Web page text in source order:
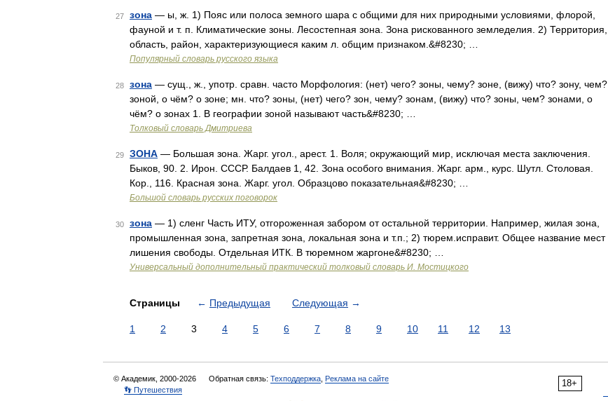
27 зона — ы, ж. 1) Пояс или полоса земного шара с общими для них природными условиями, флорой,
фауной и т. п. Климатические зоны. Лесостепная зона. Зона рискованного земледелия. 2) Территория,
область, район, характеризующиеся каким л. общим признаком.&#8230; …
Популярный словарь русского языка
28 зона — сущ., ж., употр. сравн. часто Морфология: (нет) чего? зоны, чему? зоне, (вижу) что? зону, чем?
зоной, о чём? о зоне; мн. что? зоны, (нет) чего? зон, чему? зонам, (вижу) что? зоны, чем? зонами, о
чём? о зонах 1. В географии зоной называют часть&#8230; …
Толковый словарь Дмитриева
29 ЗОНА — Большая зона. Жарг. угол., арест. 1. Воля; окружающий мир, исключая места заключения.
Быков, 90. 2. Ирон. СССР. Балдаев 1, 42. Зона особого внимания. Жарг. арм., курс. Шутл. Столовая.
Кор., 116. Красная зона. Жарг. угол. Образцово показательная&#8230; …
Большой словарь русских поговорок
30 зона — 1) сленг Часть ИТУ, отгороженная забором от остальной территории. Например, жилая зона,
промышленная зона, запретная зона, локальная зона и т.п.; 2) тюрем.исправит. Общее название мест
лишения свободы. Отдельная ИТК. В тюремном жаргоне&#8230; …
Универсальный дополнительный практический толковый словарь И. Мостицкого
Страницы ← Предыдущая Следующая →
1 2 3 4 5 6 7 8 9 10 11 12 13
18+
© Академик, 2000-2026 Обратная связь: Техподдержка Реклама на сайте
👣 Путешествия